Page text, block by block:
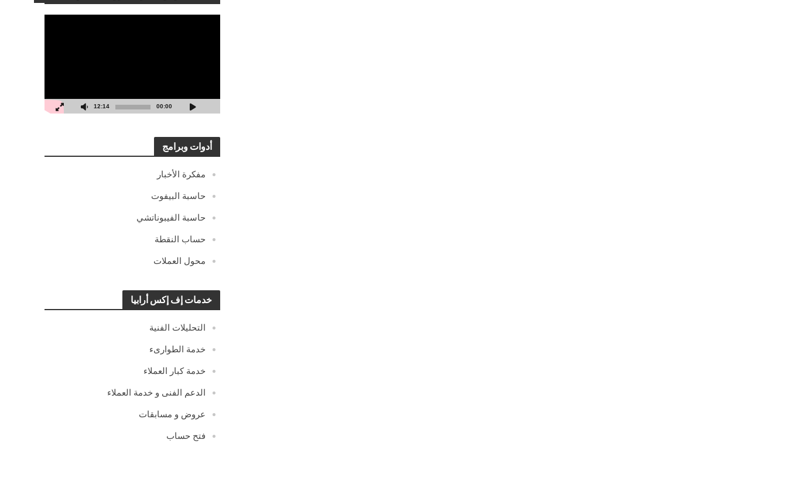
00:00
12:14
أدوات وبرامج
مفكرة الأخبار
حاسبة البيفوت
حاسبة الفيبوناتشي
حساب النقطة
محول العملات
خدمات إف إكس أرابيا
التحليلات الفنية
خدمة الطوارىء
خدمة كبار العملاء
الدعم الفنى و خدمة العملاء
عروض و مسابقات
فتح حساب